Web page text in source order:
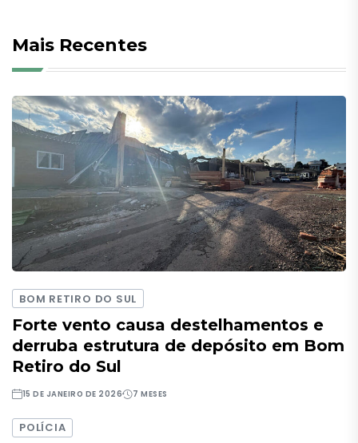
Mais Recentes
BOM RETIRO DO SUL
Forte vento causa destelhamentos e
derruba estrutura de depósito em Bom
Retiro do Sul
15 DE JANEIRO DE 2026 7 MESES
POLÍCIA